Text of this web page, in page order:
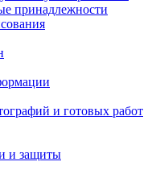
принадлежности
и готовых работ
и защиты